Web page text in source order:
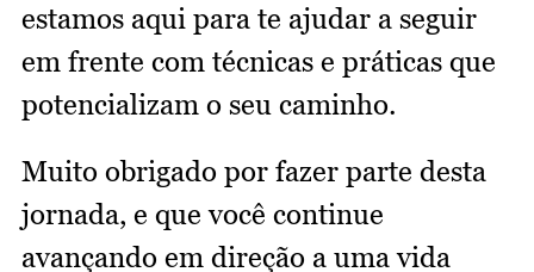
estamos aqui para te ajudar a seguir
em frente com técnicas e práticas que
potencializam o seu caminho.
Muito obrigado por fazer parte desta
jornada, e que você continue
avançando em direção a uma vida